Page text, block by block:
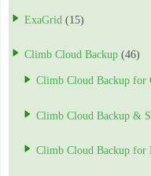
ExaGrid (15)
Climb Cloud Backup (46)
Climb Cloud Backup for
Climb Cloud Backup &
Climb Cloud Backup for